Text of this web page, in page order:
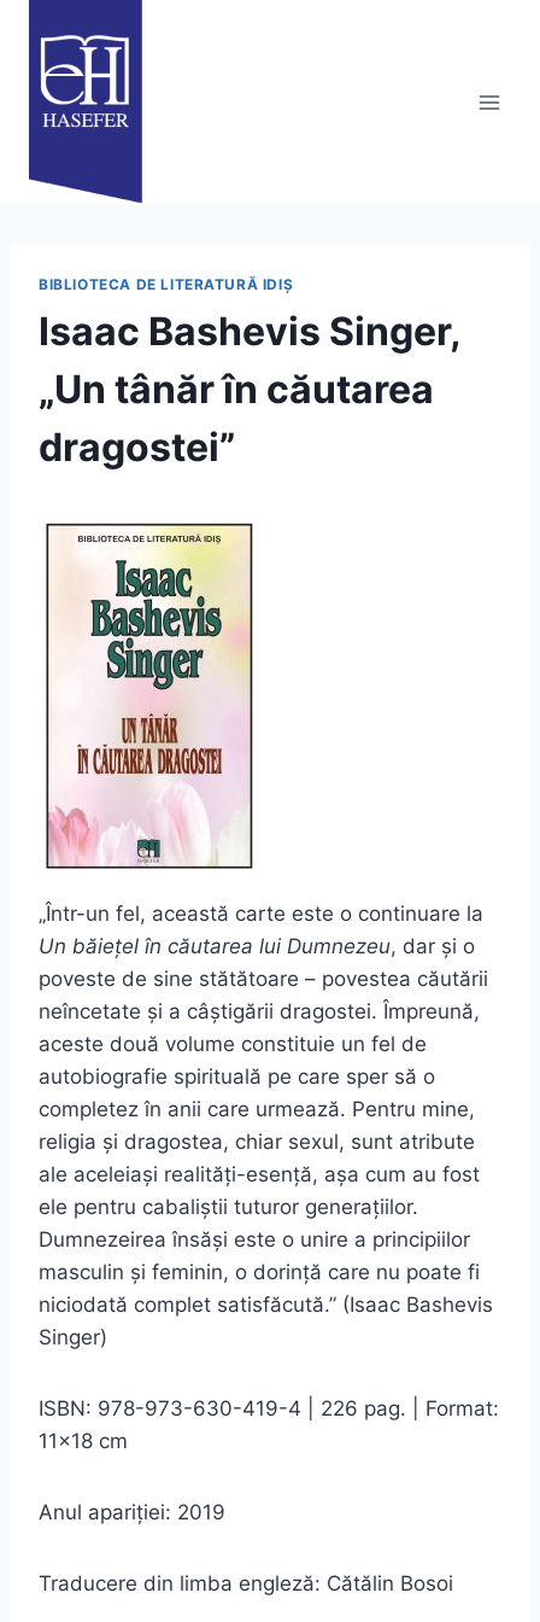
content
BIBLIOTECA DE LITERATURĂ IDIȘ
Isaac Bashevis Singer,
„Un tânăr în căutarea
dragostei”
„Într-un fel, această carte este o continuare la
Un băiețel în căutarea lui Dumnezeu, dar și o
poveste de sine stătătoare – povestea căutării
neîncetate și a câștigării dragostei. Împreună,
aceste două volume constituie un fel de
autobiografie spirituală pe care sper să o
completez în anii care urmează. Pentru mine,
religia și dragostea, chiar sexul, sunt atribute
ale aceleiași realități-esență, așa cum au fost
ele pentru cabaliștii tuturor generațiilor.
Dumnezeirea însăși este o unire a principiilor
masculin și feminin, o dorință care nu poate fi
niciodată complet satisfăcută.” (Isaac Bashevis
Singer)
ISBN: 978-973-630-419-4 | 226 pag. | Format:
11×18 cm
Anul apariției: 2019
Traducere din limba engleză: Cătălin Bosoi